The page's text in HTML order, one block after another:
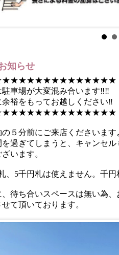
知らせ
車場が大変混み合います‼‼
裕をもってお越しください‼
５分前にご来店くださいます
過ぎてしまうと、キャンセ
います。
、5千円札は使えません。千円
待ち合いスペースは無い為
て頂いております。